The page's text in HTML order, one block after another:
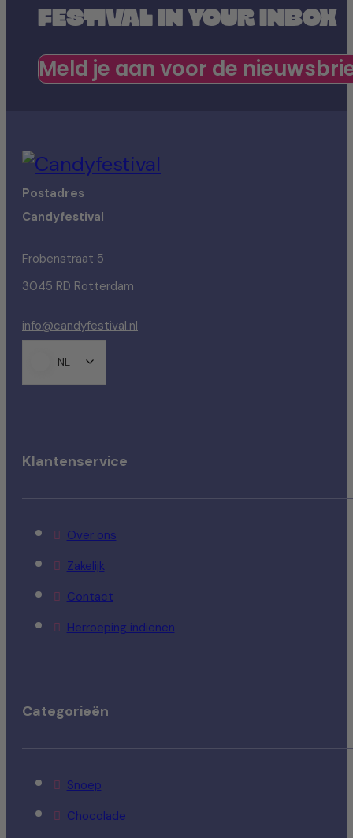
FESTIVAL IN YOUR INBOX
Meld je aan voor de
Postadres
Candyfestival
Frobenstraat 5
3045 RD Rotterdam
info@candyfestival.nl
NL
Klantenservice
Over ons
Zakelijk
Contact
Herroeping indienen
Categorieën
Snoep
Chocolade